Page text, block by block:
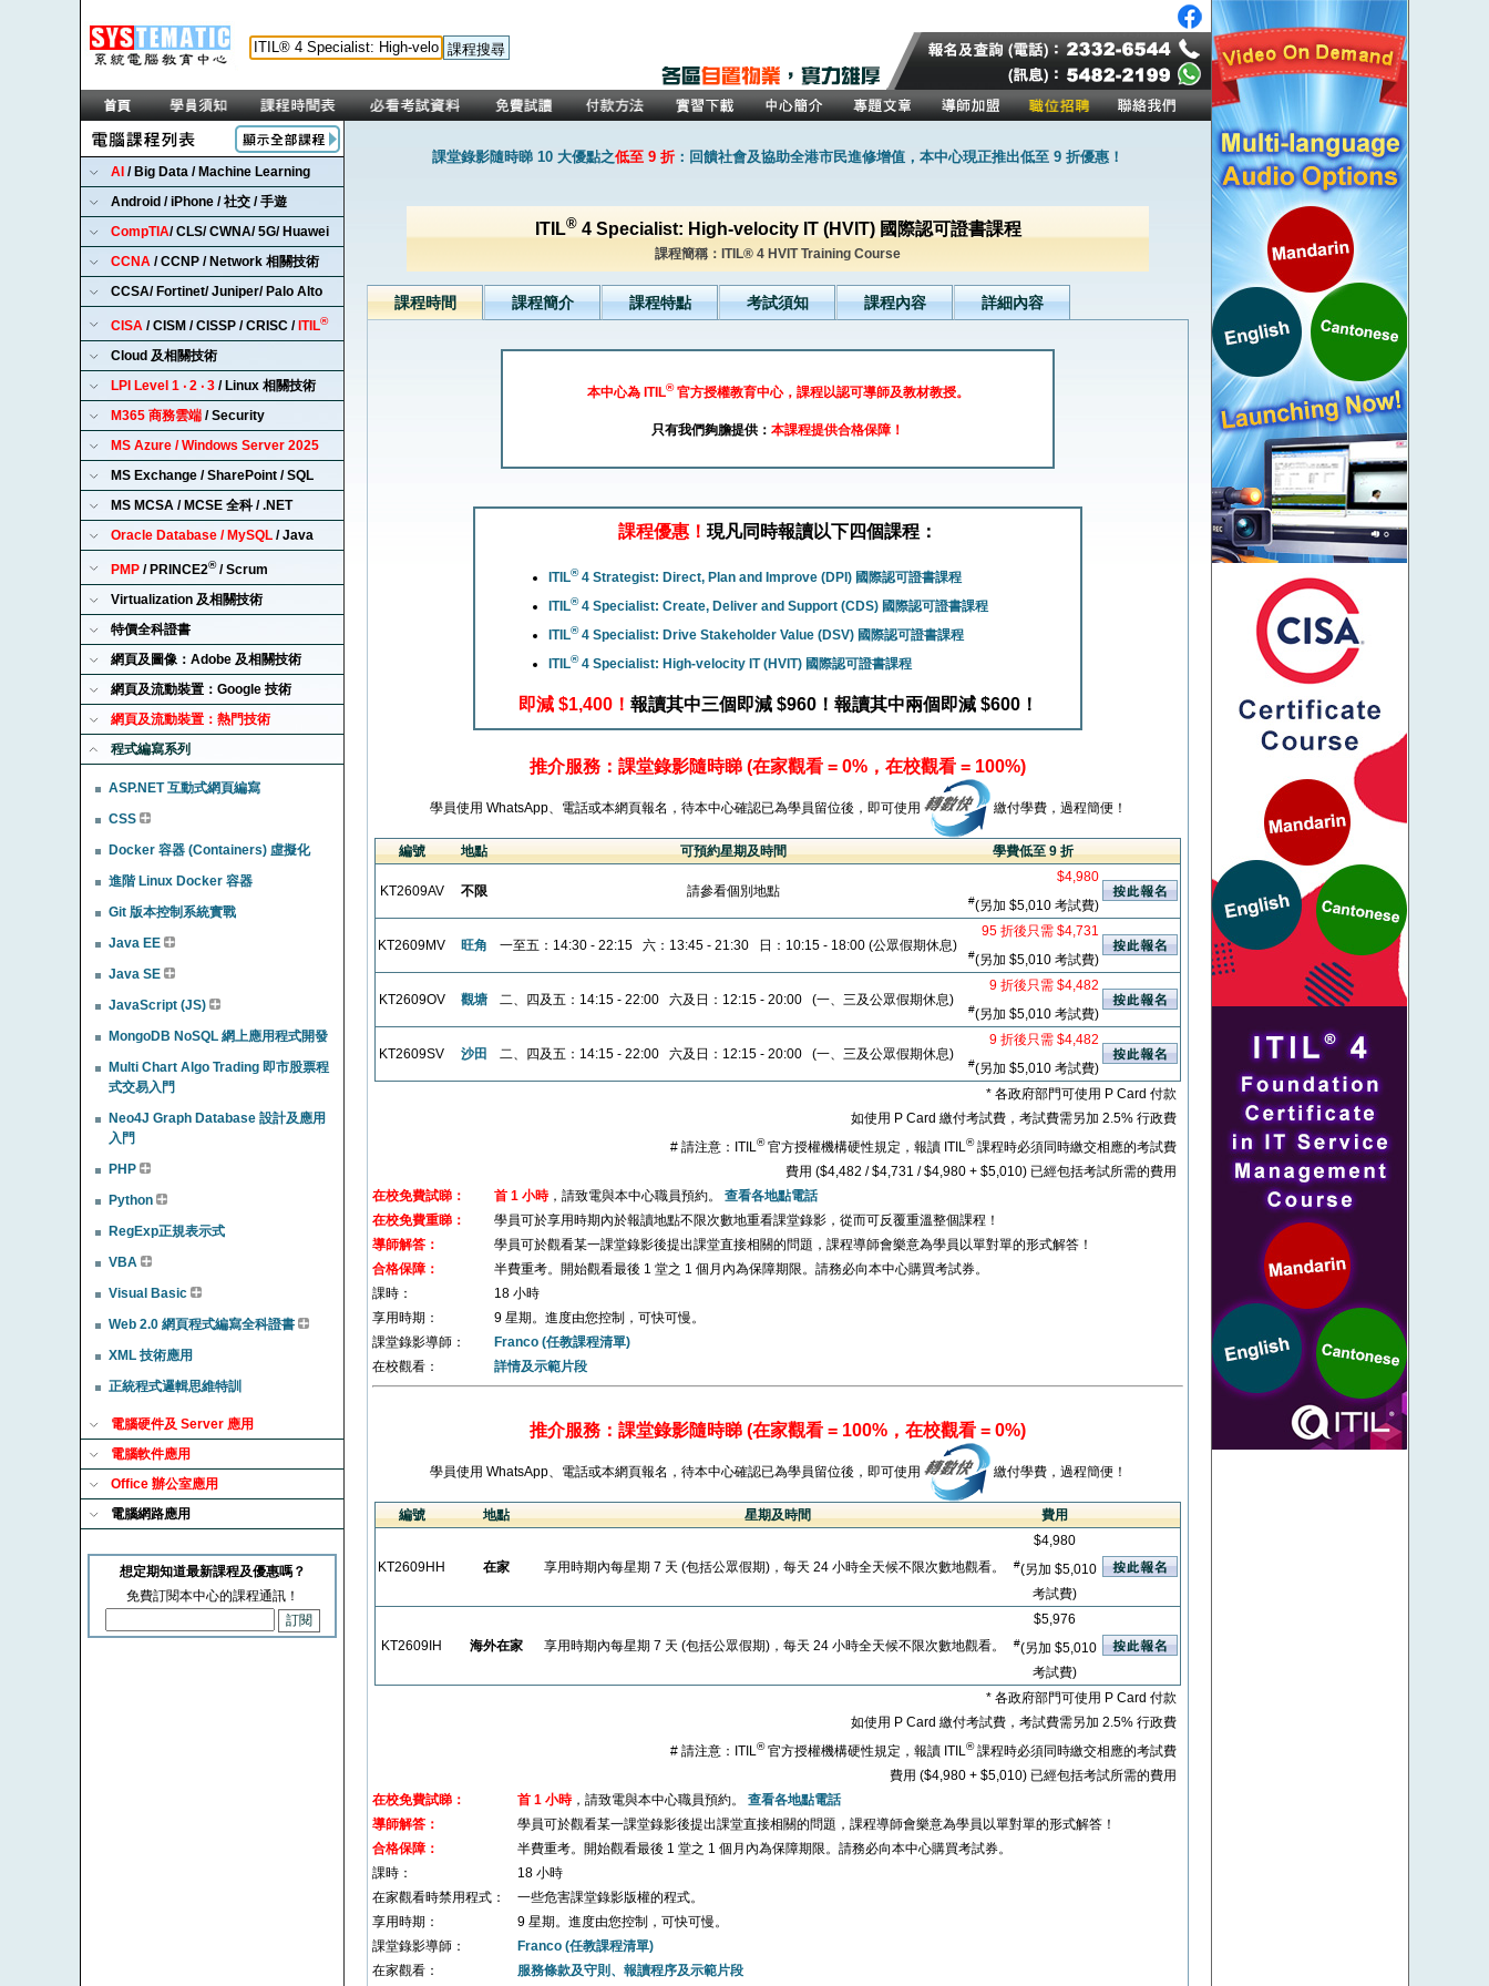
AI / Big Data / Machine Learning
Android / iPhone / 社交 / 手遊
CompTIA/ CLS/ CWNA/ 5G/ Huawei
CCNA / CCNP / Network 相關技術
CCSA/ Fortinet/ Juniper/ Palo Alto
CISA / CISM / CISSP / CRISC / ITIL®
Cloud 及相關技術
LPI Level 1 ‧ 2 ‧ 3 / Linux 相關技術
M365 商務雲端 / Security
MS Azure / Windows Server 2025
MS Exchange / SharePoint / SQL
MS MCSA / MCSE 全科 / .NET
Oracle Database / MySQL / Java
PMP / PRINCE2®/ Scrum
Virtualization 及相關技術
特價全科證書
網頁及圖像：Adobe 及相關技術
網頁及流動裝置：Google 技術
網頁及流動裝置：熱門技術
程式編寫系列
ASP.NET 互動式網頁編寫
CSS
Docker 容器 (Containers) 虛擬化
進階 Linux Docker 容器
Git 版本控制系統實戰
Java EE
Java SE
JavaScript (JS)
MongoDB NoSQL 網上應用程式開發
Multi Chart Algo Trading 即市股票程
式交易入門
Neo4J Graph Database 設計及應用
入門
PHP
Python
RegExp正規表示式
VBA
Visual Basic
Web 2.0 網頁程式編寫全科證書
XML 技術應用
正統程式邏輯思維特訓
電腦硬件及 Server 應用
電腦軟件應用
Office 辦公室應用
電腦網路應用
想定期知道最新課程及優惠嗎？
免費訂閱本中心的課程通訊！
課堂錄影隨時睇 10 大優點之低至 9 折 ：回饋社會及協助全港市民進修增值，本中心現正推出低至 9 折優惠！
ITIL®4 Specialist: High-velocity IT (HVIT) 國際認可證書課程
課程簡稱：ITIL® 4 HVIT Training Course
課程時間 課程簡介 課程特點 考試須知 課程內容 詳細內容
本中心為 ITIL®官方授權教育中心，課程以認可導師及教材教授。
只有我們夠膽提供： 本課程提供合格保障！
課程優惠！ 現凡同時報讀以下四個課程：
ITIL®4 Strategist: Direct, Plan and Improve (DPI) 國際認可證書課程
ITIL®4 Specialist: Create, Deliver and Support (CDS) 國際認可證書課程
ITIL®4 Specialist: Drive Stakeholder Value (DSV) 國際認可證書課程
ITIL®4 Specialist: High-velocity IT (HVIT) 國際認可證書課程
即減 $1,400！ 報讀其中三個即減 $960！報讀其中兩個即減 $600！
推介服務：課堂錄影隨時睇 (在家觀看 = 0%，在校觀看 = 100%)
學員使用 WhatsApp、電話或本網頁報名，待本中心確認已為學員留位後，即可使用 繳付學費，過程簡便！
編號 地點 可預約星期及時間 學費低至 9 折
KT2609AV 不限 請參看個別地點
$4,980
#(另加 $5,010 考試費)
KT2609MV 旺角 一至五：14:30 - 22:15 六：13:45 - 21:30 日：10:15 - 18:00 (公眾假期休息)
95 折後只需 $4,731
#(另加 $5,010 考試費)
KT2609OV 觀塘 二、四及五：14:15 - 22:00 六及日：12:15 - 20:00 (一、三及公眾假期休息)
9 折後只需 $4,482
#(另加 $5,010 考試費)
KT2609SV 沙田 二、四及五：14:15 - 22:00 六及日：12:15 - 20:00 (一、三及公眾假期休息)
9 折後只需 $4,482
#(另加 $5,010 考試費)
* 各政府部門可使用 P Card 付款
如使用 P Card 繳付考試費，考試費需另加 2.5% 行政費
# 請注意：ITIL ®官方授權機構硬性規定，報讀 ITIL ®課程時必須同時繳交相應的考試費
費用 ($4,482 / $4,731 / $4,980 + $5,010) 已經包括考試所需的費用
在校免費試睇：
首 1 小時，請致電與本中心職員預約。 查看各地點電話
在校免費重睇：
學員可於享用時期內於報讀地點不限次數地重看課堂錄影，從而可反覆重溫整個課程！
導師解答：
學員可於觀看某一課堂錄影後提出課堂直接相關的問題，課程導師會樂意為學員以單對單的形式解答！
合格保障：
半費重考。開始觀看最後 1 堂之 1 個月內為保障期限。請務必向本中心購買考試券。
課時：
18 小時
享用時期：
9 星期。進度由您控制，可快可慢。
課堂錄影導師：
Franco (任教課程清單)
在校觀看：
詳情及示範片段
推介服務：課堂錄影隨時睇 (在家觀看 = 100%，在校觀看 = 0%)
學員使用 WhatsApp、電話或本網頁報名，待本中心確認已為學員留位後，即可使用 繳付學費，過程簡便！
編號 地點 星期及時間 費用
KT2609HH 在家 享用時期內每星期 7 天 (包括公眾假期)，每天 24 小時全天候不限次數地觀看。
$4,980
#(另加 $5,010
考試費)
KT2609IH 海外在家 享用時期內每星期 7 天 (包括公眾假期)，每天 24 小時全天候不限次數地觀看。
$5,976
#(另加 $5,010
考試費)
* 各政府部門可使用 P Card 付款
如使用 P Card 繳付考試費，考試費需另加 2.5% 行政費
# 請注意：ITIL ®官方授權機構硬性規定，報讀 ITIL ®課程時必須同時繳交相應的考試費
費用 ($4,980 + $5,010) 已經包括考試所需的費用
在校免費試睇：
首 1 小時，請致電與本中心職員預約。 查看各地點電話
導師解答：
學員可於觀看某一課堂錄影後提出課堂直接相關的問題，課程導師會樂意為學員以單對單的形式解答！
合格保障：
半費重考。開始觀看最後 1 堂之 1 個月內為保障期限。請務必向本中心購買考試券。
課時：
18 小時
在家觀看時禁用程式：
一些危害課堂錄影版權的程式。
享用時期：
9 星期。進度由您控制，可快可慢。
課堂錄影導師：
Franco (任教課程清單)
在家觀看：
服務條款及守則、報讀程序及示範片段